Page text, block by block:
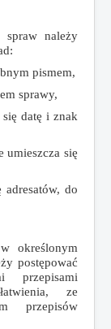
spraw należy
pismem,
sprawy,
datę i znak
się
do
określonym
postępować
przepisami
ze
przepisów